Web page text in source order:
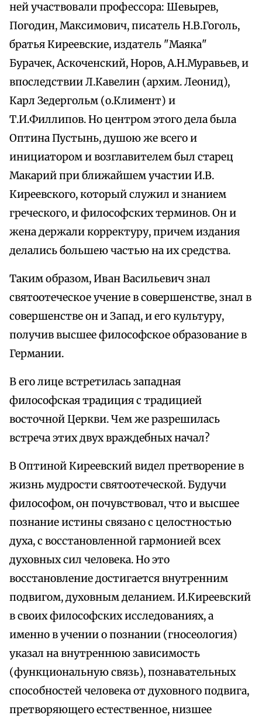
ней участвовали профессора: Шевырев,
Погодин, Максимович, писатель Н.В.Гоголь,
братья Киреевские, издатель "Маяка"
Бурачек, Аскоченский, Норов, А.Н.Муравьев, и
впоследствии Л.Кавелин (архим. Леонид),
Карл Зедергольм (о.Климент) и
Т.И.Филлипов. Но центром этого дела была
Оптина Пустынь, душою же всего и
инициатором и возглавителем был старец
Макарий при ближайшем участии И.В.
Киреевского, который служил и знанием
греческого, и философских терминов. Он и
жена держали корректуру, причем издания
делались большею частью на их средства.
Таким образом, Иван Васильевич знал
святоотеческое учение в совершенстве, знал в
совершенстве он и Запад, и его культуру,
получив высшее философское образование в
Германии.
В его лице встретилась западная
философская традиция с традицией
восточной Церкви. Чем же разрешилась
встреча этих двух враждебных начал?
В Оптиной Киреевский видел претворение в
жизнь мудрости святоотеческой. Будучи
философом, он почувствовал, что и высшее
познание истины связано с целостностью
духа, с восстановленной гармонией всех
духовных сил человека. Но это
восстановление достигается внутренним
подвигом, духовным деланием. И.Киреевский
в своих философских исследованиях, а
именно в учении о познании (гносеология)
указал на внутреннюю зависимость
(функциональную связь), познавательных
способностей человека от духовного подвига,
претворяющего естественное, низшее